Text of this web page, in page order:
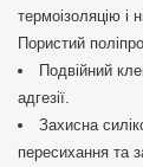
термоізоляцію і
Пористий
Подвійний
адгезії.
Захисна
пересихання та